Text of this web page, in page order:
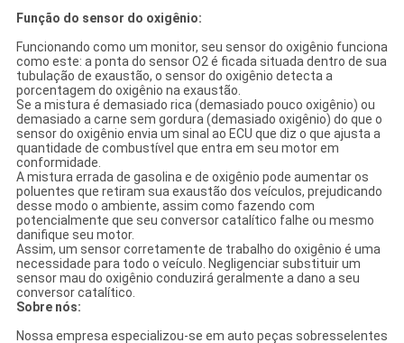
Função do sensor do oxigênio:
Funcionando como um monitor, seu sensor do oxigênio funciona
como este: a ponta do sensor O2 é ficada situada dentro de sua
tubulação de exaustão, o sensor do oxigênio detecta a
porcentagem do oxigênio na exaustão.
Se a mistura é demasiado rica (demasiado pouco oxigênio) ou
demasiado a carne sem gordura (demasiado oxigênio) do que o
sensor do oxigênio envia um sinal ao ECU que diz o que ajusta a
quantidade de combustível que entra em seu motor em
conformidade.
A mistura errada de gasolina e de oxigênio pode aumentar os
poluentes que retiram sua exaustão dos veículos, prejudicando
desse modo o ambiente, assim como fazendo com
potencialmente que seu conversor catalítico falhe ou mesmo
danifique seu motor.
Assim, um sensor corretamente de trabalho do oxigênio é uma
necessidade para todo o veículo. Negligenciar substituir um
sensor mau do oxigênio conduzirá geralmente a dano a seu
conversor catalítico.
Sobre nós:
Nossa empresa especializou-se em auto peças sobresselentes